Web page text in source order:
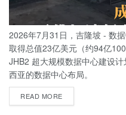
2026年7月31日，吉隆坡 - 数
取得总值23亿美元（约94亿
JHB2 超大规模数据中心建设
西亚的数据中心布局。
READ MORE